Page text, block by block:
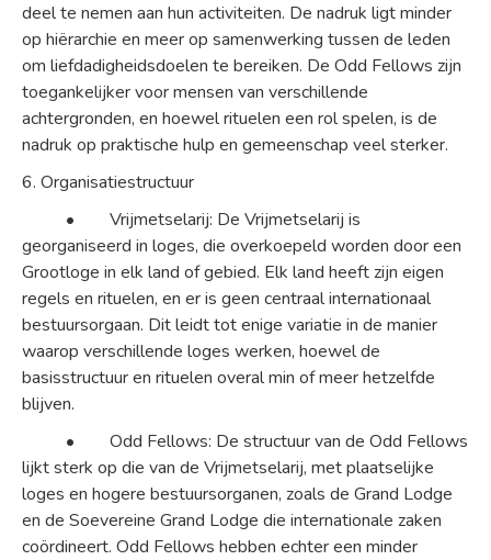
deel te nemen aan hun activiteiten. De nadruk ligt minder
op hiërarchie en meer op samenwerking tussen de leden
om liefdadigheidsdoelen te bereiken. De Odd Fellows zijn
toegankelijker voor mensen van verschillende
achtergronden, en hoewel rituelen een rol spelen, is de
nadruk op praktische hulp en gemeenschap veel sterker.
6. Organisatiestructuur
• Vrijmetselarij: De Vrijmetselarij is
georganiseerd in loges, die overkoepeld worden door een
Grootloge in elk land of gebied. Elk land heeft zijn eigen
regels en rituelen, en er is geen centraal internationaal
bestuursorgaan. Dit leidt tot enige variatie in de manier
waarop verschillende loges werken, hoewel de
basisstructuur en rituelen overal min of meer hetzelfde
blijven.
• Odd Fellows: De structuur van de Odd Fellows
lijkt sterk op die van de Vrijmetselarij, met plaatselijke
loges en hogere bestuursorganen, zoals de Grand Lodge
en de Soevereine Grand Lodge die internationale zaken
coördineert. Odd Fellows hebben echter een minder